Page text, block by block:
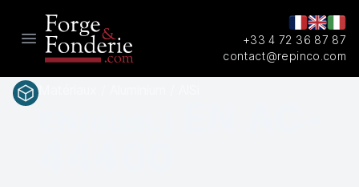
Open main menu
+33 4 72 36 87 87
contact@repinco.com